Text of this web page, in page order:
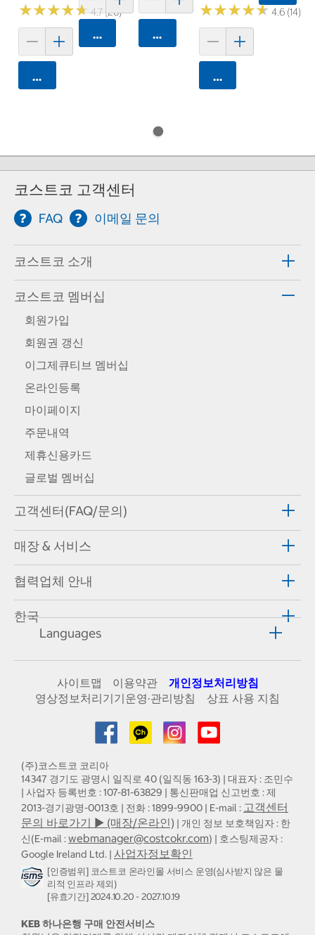
★★★★★
★★★★★4.7 (26)
카트에 담기
카트에 담기 카트에 담기
★★★★★
★★★★★4.6 (14)
카트에 담기
코스트코 고객센터
FAQ 이메일 문의
코스트코 소개
코스트코 멤버십
회원가입
회원권 갱신
이그제큐티브 멤버십
온라인등록
마이페이지
주문내역
제휴신용카드
글로벌 멤버십
고객센터(FAQ/문의)
매장 & 서비스
협력업체 안내
한국
Languages
사이트맵 이용약관
개인정보처리방침
영상정보처리기기운영·관리방침
상표 사용 지침
(주)코스트코 코리아
14347 경기도 광명시 일직로 40 (일직동 163-3) | 대표자 : 조민수
| 사업자 등록번호 : 107-81-63829 | 통신판매업 신고번호 : 제
2013-경기광명-0013호 | 전화 : 1899-9900 | E-mail : 고객센터
문의 바로가기 ▶ (매장/온라인) | 개인 정보 보호책임자 : 한
신(E-mail :webmanager@costcokr.com) | 호스팅제공자 :
Google Ireland Ltd. | 사업자정보확인
[인증범위] 코스트코 온라인몰 서비스 운영(심사받지 않은 물
리적 인프라 제외)
[유효기간] 2024.10.20 - 2027.10.19
KEB 하나은행 구매 안전서비스